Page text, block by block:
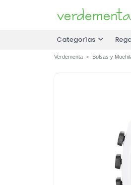
Categorías
Verdementa Bolsas y